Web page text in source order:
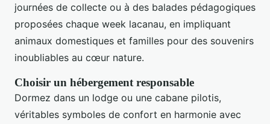
journées de collecte ou à des balades pédagogiques
proposées chaque week lacanau, en impliquant
animaux domestiques et familles pour des souvenirs
inoubliables au cœur nature.
Choisir un hébergement responsable
Dormez dans un lodge ou une cabane pilotis,
véritables symboles de confort en harmonie avec